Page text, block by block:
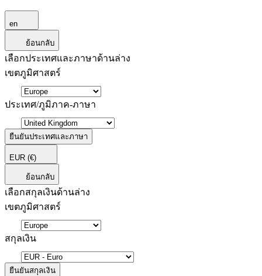
en
ย้อนกลับ
เลือกประเทศและภาษาด้านล่าง
เขตภูมิศาสตร์
ประเทศ/ภูมิภาค-ภาษา
ยืนยันประเทศและภาษา
EUR (€)
ย้อนกลับ
เลือกสกุลเงินด้านล่าง
เขตภูมิศาสตร์
สกุลเงิน
ยืนยันสกุลเงิน